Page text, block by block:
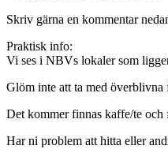
Skriv gärna en kommentar
Praktisk info:
Vi ses i NBVs lokaler som
Glöm inte att ta med överblivna
Det kommer finnas kaffe/te
Har ni problem att hitta eller